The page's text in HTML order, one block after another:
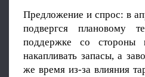
Предложение и спрос: в
подвергся плановому
поддержке со стороны
накапливать запасы, а
же время из-за влияния